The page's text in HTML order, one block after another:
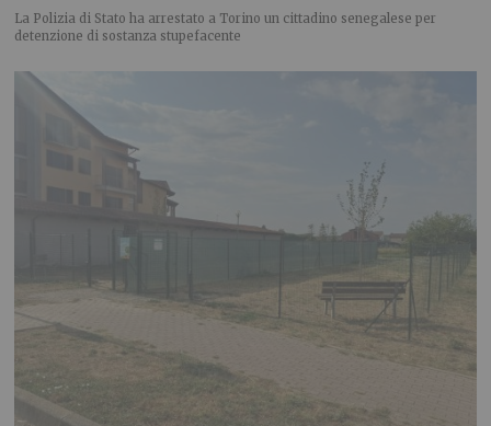
La Polizia di Stato ha arrestato a Torino un cittadino senegalese per
detenzione di sostanza stupefacente